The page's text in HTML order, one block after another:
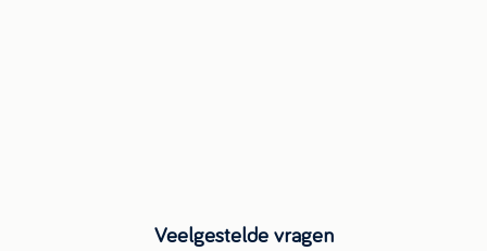
Veelgestelde vragen